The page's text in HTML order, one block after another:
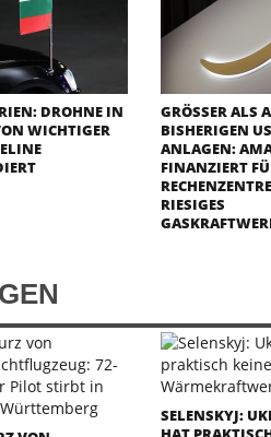
DROHNE IN
WICHTIGER
GRÖSSER ALS
ISHERIGEN US-
NLAGEN:
INANZIERT FÜR
IESIGES G
ASKRAFTWERK
SELENSKYJ: